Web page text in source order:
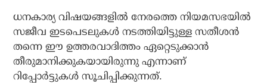
ധനകാര്യ വിഷയങ്ങളിൽ നേരത്തെ നിയമസഭയിൽ
സജീവ ഇടപെടലുകൾ നടത്തിയിട്ടുള്ള സതീശൻ
തന്നെ ഈ ഉത്തരവാദിത്തം ഏറ്റെടുക്കാൻ
തീരുമാനിക്കുകയായിരുന്നു എന്നാണ്
റിപ്പോർട്ടുകൾ സൂചിപ്പിക്കുന്നത്.